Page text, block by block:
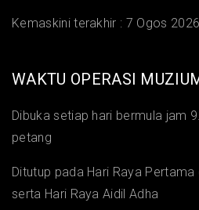
Kemaskini terakhir : 7 Ogos 2026
WAKTU OPERASI
Dibuka setiap hari bermula jam
petang
Ditutup pada Hari Raya Pertama
serta Hari Raya Aidil Adha